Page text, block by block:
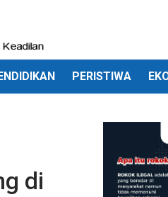
PERISTIWA
di